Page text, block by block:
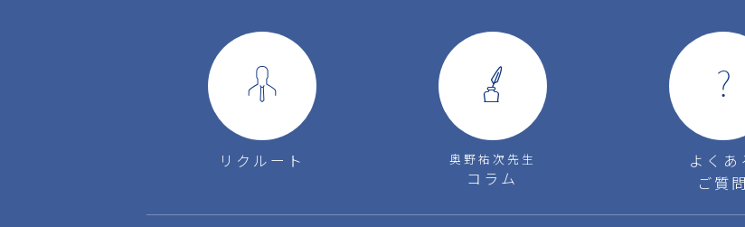
リクルート 奥野祐次先生
コラム
よくあ
ご質問